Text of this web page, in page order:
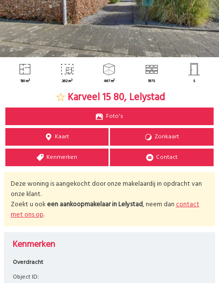
130 m² 262 m² 467 m³ 1975 5
Karveel 15 80, Lelystad
Foto's
Kaart Zonkaart
Kenmerken Contact
Deze woning is aangekocht door onze makelaardij in opdracht van
onze klant.
Zoekt u ookeen aankoopmakelaar inLelystad, neem dancontact
met ons op.
Kenmerken
Overdracht
Object ID: